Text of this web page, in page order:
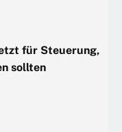
für Steuerung,
sollten